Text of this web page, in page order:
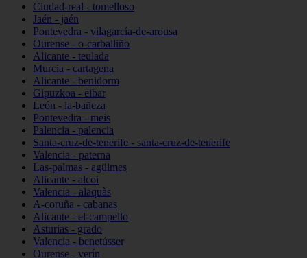
Ciudad-real - tomelloso
Jaén - jaén
Pontevedra - vilagarcía-de-arousa
Ourense - o-carballiño
Alicante - teulada
Murcia - cartagena
Alicante - benidorm
Gipuzkoa - eibar
León - la-bañeza
Pontevedra - meis
Palencia - palencia
Santa-cruz-de-tenerife - santa-cruz-de-tenerife
Valencia - paterna
Las-palmas - agüimes
Alicante - alcoi
Valencia - alaquàs
A-coruña - cabanas
Alicante - el-campello
Asturias - grado
Valencia - benetússer
Ourense - verín